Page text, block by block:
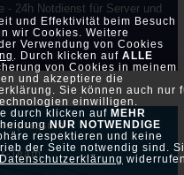
und Effektivität beim Besuch
wir Cookies. Weitere
Verwendung von Cookies
. Durch klicken auf ALLE
von Cookies in meinem
und akzeptiere die
Sie können auch nur
einwilligen.
durch klicken auf MEHR
NUR NOTWENDIGE
respektieren und keine
der Seite notwendig sind.
Datenschutzerklärung
- 24h Notdienst für Server und
Impressum
Team